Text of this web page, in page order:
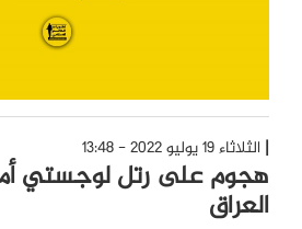
الثلاثاء 19 يوليو 2022 - 13:48
هجوم على رتل لوجستي
العراق